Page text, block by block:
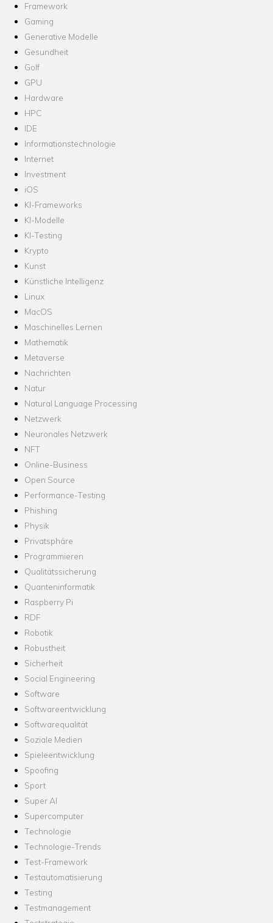
Framework
Gaming
Generative Modelle
Gesundheit
Golf
GPU
Hardware
HPC
IDE
Informationstechnologie
Internet
Investment
iOS
KI-Frameworks
KI-Modelle
KI-Testing
Krypto
Kunst
Künstliche Intelligenz
Linux
MacOS
Maschinelles Lernen
Mathematik
Metaverse
Nachrichten
Natur
Natural Language Processing
Netzwerk
Neuronales Netzwerk
NFT
Online-Business
Open Source
Performance-Testing
Phishing
Physik
Privatsphäre
Programmieren
Qualitätssicherung
Quanteninformatik
Raspberry Pi
RDF
Robotik
Robustheit
Sicherheit
Social Engineering
Software
Softwareentwicklung
Softwarequalität
Soziale Medien
Spieleentwicklung
Spoofing
Sport
Super AI
Supercomputer
Technologie
Technologie-Trends
Test-Framework
Testautomatisierung
Testing
Testmanagement